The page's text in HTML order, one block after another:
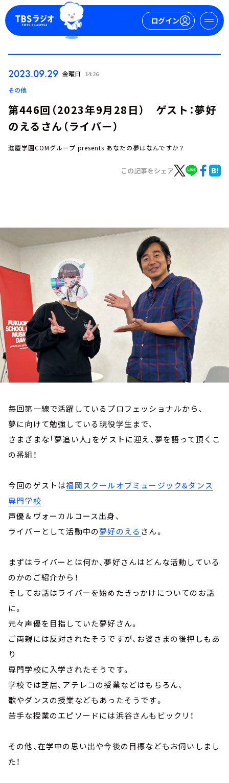
ログイン
イベント・グッズ
YouTube
会社情報
2023.09.29 金曜日 14:26
その他
第446回（2023年9月28日） ゲスト：夢好
のえるさん（ライバー）
滋慶学園COMグループ presents あなたの夢はなんですか？
この記事をシェア
毎回第一線で活躍しているプロフェッショナルから、
夢に向けて勉強している現役学生まで、
さまざまな「夢追い人」をゲストに迎え、夢を語って頂くこ
の番組！
今回のゲストは福岡スクールオブミュージック&ダンス
専門学校
声優＆ヴォーカルコース出身、
ライバーとして活動中の夢好のえる さん。
まずはライバーとは何か、夢好さんはどんな活動している
のかのご紹介から！
そしてお話はライバーを始めたきっかけについてのお話
に。
元々声優を目指していた夢好さん。
ご両親には反対されたそうですが、お婆さまの後押しもあ
り
専門学校に入学されたそうです。
学校では芝居、アテレコの授業などはもちろん、
歌やダンスの授業などもあったそうです。
苦手な授業のエピソードには浜谷さんもビックリ！
その他、在学中の思い出や今後の目標などもお伺いしまし
た！